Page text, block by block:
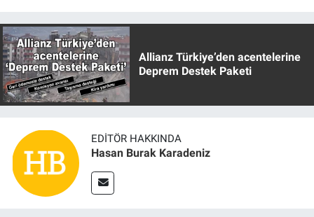
Allianz Türkiye’den acentelerine
Deprem Destek Paketi
EDITÖR HAKKINDA
Hasan Burak Karadeniz